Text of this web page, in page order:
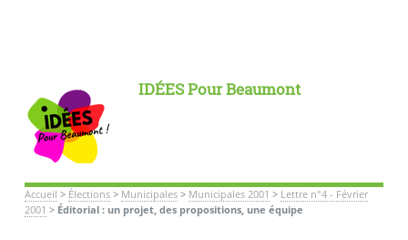
IDÉES Pour Beaumont
Accueil > Élections> Municipales> Municipales 2001 > Lettre n°4 - Février
2001 > Éditorial : un projet, des propositions, une équipe